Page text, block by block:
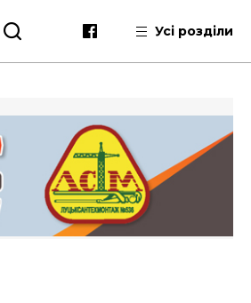
Усі розділи